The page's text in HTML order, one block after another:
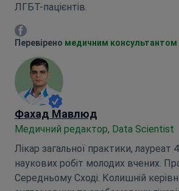
ЛГБТ-пацієнтів.
Марія Митрофанкіна Facebook
Перевірено медичним консультантом
Фахад Мавлюд
Медичний редактор, Data Scientist
Лікар загальної практики, лауреат
наукових робіт молодих вчених.
Середньому Сході. Колишній